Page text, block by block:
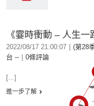
《霎時衝動 – 人生
2022/08/17 21:00:07 (第28
台 --
0條評論
[...]
進一步了解